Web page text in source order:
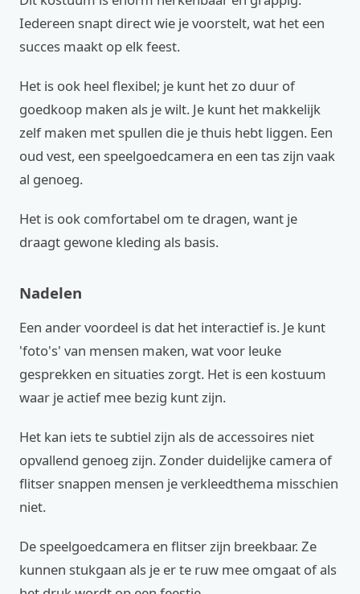
Iedereen snapt direct wie je voorstelt, wat het een
succes maakt op elk feest.
Het is ook heel flexibel; je kunt het zo duur of
goedkoop maken als je wilt. Je kunt het makkelijk
zelf maken met spullen die je thuis hebt liggen. Een
oud vest, een speelgoedcamera en een tas zijn vaak
al genoeg.
Het is ook comfortabel om te dragen, want je
draagt gewone kleding als basis.
Nadelen
Een ander voordeel is dat het interactief is. Je kunt
'foto's' van mensen maken, wat voor leuke
gesprekken en situaties zorgt. Het is een kostuum
waar je actief mee bezig kunt zijn.
Het kan iets te subtiel zijn als de accessoires niet
opvallend genoeg zijn. Zonder duidelijke camera of
flitser snappen mensen je verkleedthema misschien
niet.
De speelgoedcamera en flitser zijn breekbaar. Ze
kunnen stukgaan als je er te ruw mee omgaat of als